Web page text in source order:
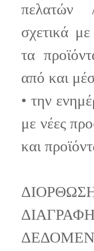
σχετικά
τα
από και
• την
με νέες
και